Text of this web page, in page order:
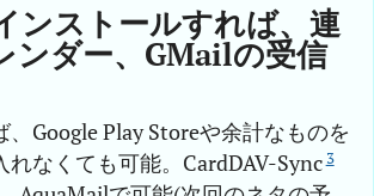
ンストールすれば、連
ンダー、GMailの受信
Google Play Storeや余計なものを
れなくても可能。CardDAV-Sync 3